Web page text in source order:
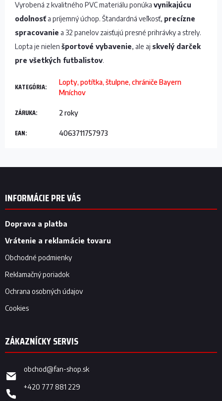
Vyrobená z kvalitného PVC materiálu ponúka vynikajúcu
odolnosť a príjemný úchop. Štandardná veľkosť, precízne
spracovanie a 32 panelov zaisťujú presné prihrávky a strely.
Lopta je nielen športové vybavenie, ale aj skvelý darček
pre všetkých futbalistov.
KATEGÓRIA:
Lopty, potítka, štulpne, chrániče Bayern
Mníchov
ZÁRUKA: 2 roky
EAN: 4063711757973
Z
INFORMÁCIE PRE VÁS
Doprava a platba
Vrátenie a reklamácie tovaru
Obchodné podmienky
Reklamačný poriadok
Ochrana osobných údajov
Cookies
obchod@fan-shop.sk
+420 777 881 229